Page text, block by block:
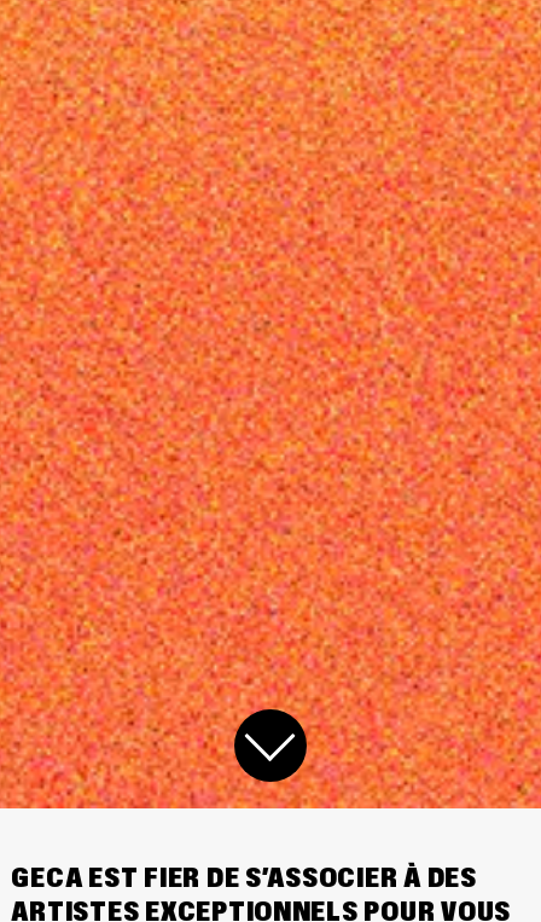
GECA EST FIER DE S’ASSOCIER À DES
ARTISTES EXCEPTIONNELS POUR VOUS